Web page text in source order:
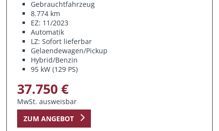
Gebrauchtfahrzeug
8.774 km
EZ: 11/2023
Automatik
LZ: Sofort lieferbar
Gelaendewagen/Pickup
Hybrid/Benzin
95 kW (129 PS)
37.750 €
MwSt. ausweisbar
ZUM ANGEBOT